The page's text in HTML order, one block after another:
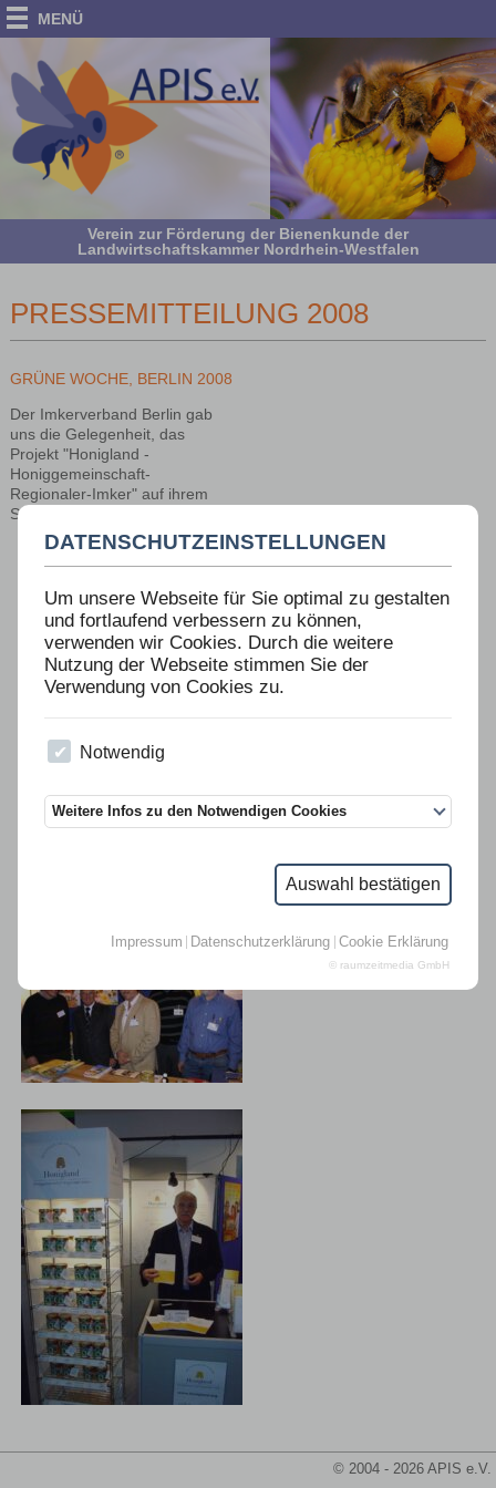
DATENSCHUTZEINSTELLUNGEN
Um unsere Webseite für Sie optimal zu gestalten
und fortlaufend verbessern zu können,
verwenden wir Cookies. Durch die weitere
Nutzung der Webseite stimmen Sie der
Verwendung von Cookies zu.
Notwendig
Weitere Infos zu den Notwendigen Cookies
Auswahl bestätigen
Impressum Datenschutzerklärung Cookie Erklärung
© raumzeitmedia GmbH
MENÜ
Verein zur Förderung der Bienenkunde der
Landwirtschaftskammer Nordrhein-Westfalen
PRESSEMITTEILUNG 2008
GRÜNE WOCHE, BERLIN 2008
Der Imkerverband Berlin gab
uns die Gelegenheit, das
Projekt "Honigland -
Honiggemeinschaft-
Regionaler-Imker" auf ihrem
Stand zu präsentieren.
© 2004 - 2026 APIS e.V.